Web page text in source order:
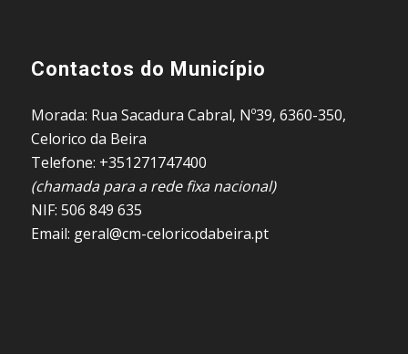
Contactos do Município
Morada: Rua Sacadura Cabral, Nº39, 6360-350,
Celorico da Beira
Telefone: +351271747400
(chamada para a rede fixa nacional)
NIF: 506 849 635
Email: geral@cm-celoricodabeira.pt